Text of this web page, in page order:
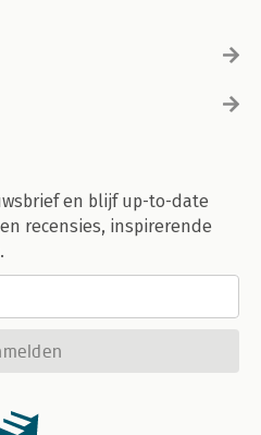
en blijf up-to-date
recensies, inspirerende